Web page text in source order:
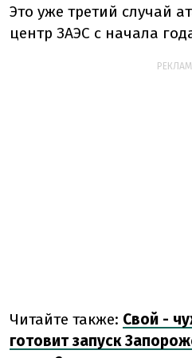
Это уже третий случай
центр ЗАЭС с начала
Читайте также: Свой -
готовит запуск